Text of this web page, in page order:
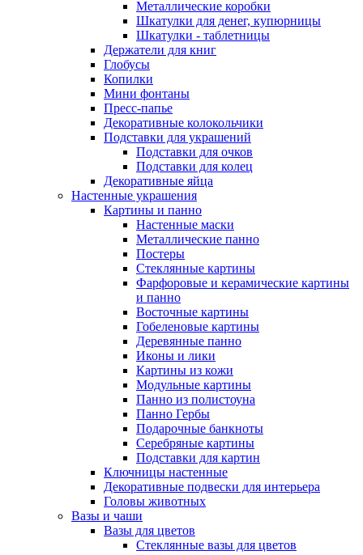
Металлические коробки
Шкатулки для денег, купюрницы
Шкатулки - таблетницы
Держатели для книг
Глобусы
Копилки
Мини фонтаны
Пресс-папье
Декоративные колокольчики
Подставки для украшений
Подставки для очков
Подставки для колец
Декоративные яйца
Настенные украшения
Картины и панно
Настенные маски
Металлические панно
Постеры
Стеклянные картины
Фарфоровые и керамические картины
и панно
Восточные картины
Гобеленовые картины
Деревянные панно
Иконы и лики
Картины из кожи
Модульные картины
Панно из полистоуна
Панно Гербы
Подарочные банкноты
Серебряные картины
Подставки для картин
Ключницы настенные
Декоративные подвески для интерьера
Головы животных
Вазы и чаши
Вазы для цветов
Стеклянные вазы для цветов